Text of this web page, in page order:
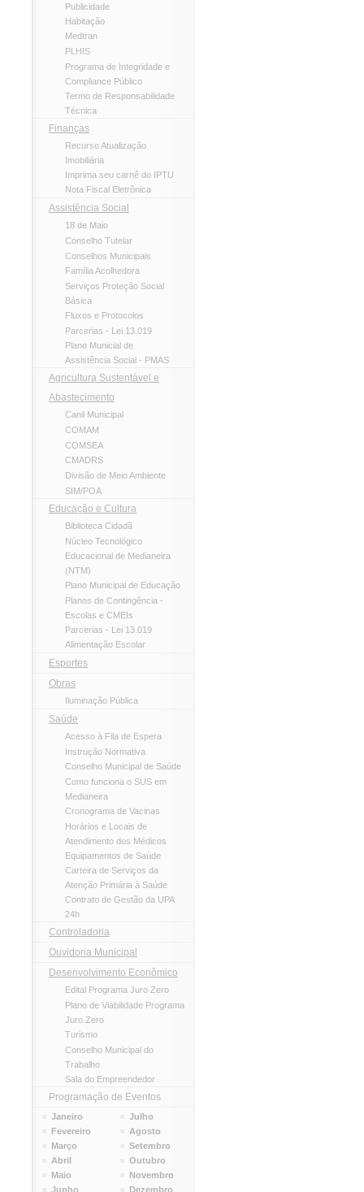
Publicidade
Habitação
Medtran
PLHIS
Programa de Integridade e
Compliance Público
Termo de Responsabilidade
Técnica
Finanças
Recurso Atualização
Imobiliária
Imprima seu carnê do IPTU
Nota Fiscal Eletrônica
Assistência Social
18 de Maio
Conselho Tutelar
Conselhos Municipais
Família Acolhedora
Serviços Proteção Social
Básica
Fluxos e Protocolos
Parcerias - Lei 13.019
Plano Municial de
Assistência Social - PMAS
Agricultura Sustentável e
Abastecimento
Canil Municipal
COMAM
COMSEA
CMADRS
Divisão de Meio Ambiente
SIM/POA
Educação e Cultura
Biblioteca Cidadã
Núcleo Tecnológico
Educacional de Medianeira
(NTM)
Plano Municipal de Educação
Planos de Contingência -
Escolas e CMEIs
Parcerias - Lei 13.019
Alimentação Escolar
Esportes
Obras
Iluminação Pública
Saúde
Acesso à Fila de Espera
Instrução Normativa
Conselho Municipal de Saúde
Como funciona o SUS em
Medianeira
Cronograma de Vacinas
Horários e Locais de
Atendimento dos Médicos
Equipamentos de Saúde
Carteira de Serviços da
Atenção Primária à Saúde
Contrato de Gestão da UPA
24h
Controladoria
Ouvidoria Municipal
Desenvolvimento Econômico
Edital Programa Juro Zero
Plano de Viabilidade Programa
Juro Zero
Turismo
Conselho Municipal do
Trabalho
Sala do Empreendedor
Programação de Eventos
Janeiro
Fevereiro
Março
Abril
Maio
Junho
Julho
Agosto
Setembro
Outubro
Novembro
Dezembro